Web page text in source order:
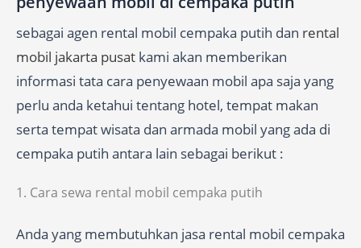
sebagai agen rental mobil cempaka putih dan rental
mobil jakarta pusat kami akan memberikan
informasi tata cara penyewaan mobil apa saja yang
perlu anda ketahui tentang hotel, tempat makan
serta tempat wisata dan armada mobil yang ada di
cempaka putih antara lain sebagai berikut :
1. Cara sewa rental mobil cempaka putih
Anda yang membutuhkan jasa rental mobil cempaka